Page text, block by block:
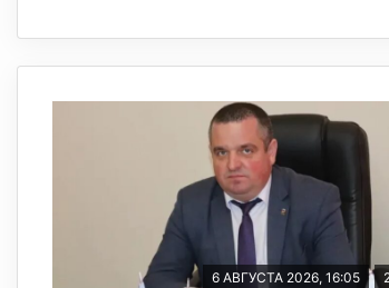
6 АВГУСТА 2026, 16:05